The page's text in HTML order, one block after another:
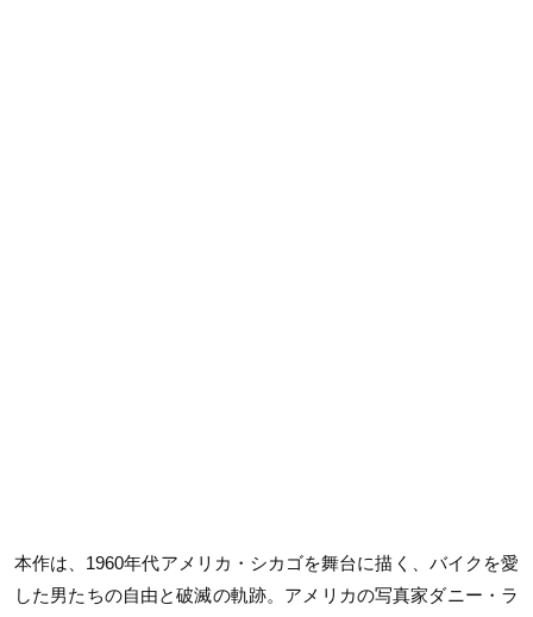
本作は、1960年代アメリカ・シカゴを舞台に描く、バイクを愛
した男たちの自由と破滅の軌跡。アメリカの写真家ダニー・ラ